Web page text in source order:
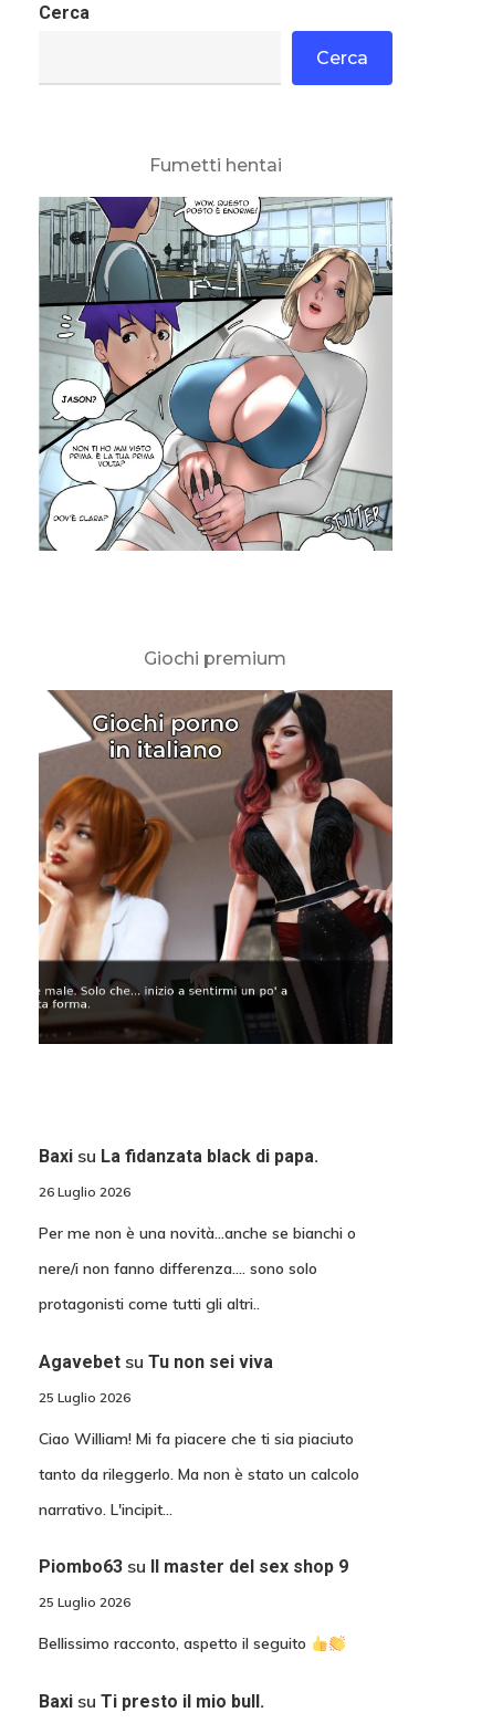
Cerca
Cerca
Fumetti hentai
Giochi premium
Baxisu La fidanzata black di papa.
26 Luglio 2026
Per me non è una novità...anche se bianchi o
nere/i non fanno differenza.... sono solo
protagonisti come tutti gli altri..
Agavebetsu Tu non sei viva
25 Luglio 2026
Ciao William! Mi fa piacere che ti sia piaciuto
tanto da rileggerlo. Ma non è stato un calcolo
narrativo. L'incipit…
Piombo63su Il master del sex shop 9
25 Luglio 2026
Bellissimo racconto, aspetto il seguito
Baxisu Ti presto il mio bull.